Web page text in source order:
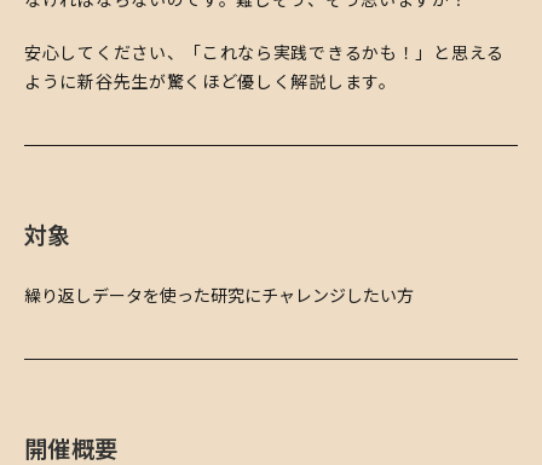
​安心してください、「これなら実践できるかも！」と思える
ように新谷先生が驚くほど優しく解説します。
対象
​繰り返しデータを使った研究にチャレンジしたい方
開催概要